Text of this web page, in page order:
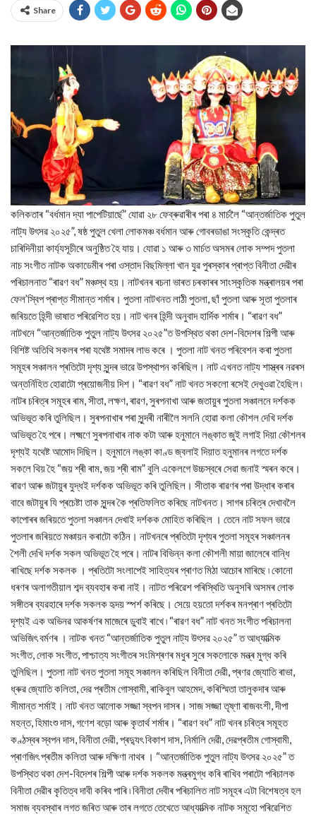
Share
কলিকতাৰ “বর্ধমান দ্যা পাপেটিয়াৰ্ছে” যোৱা ২৮ ফেব্ৰুৱাৰীৰ পৰা ৪ মাৰ্চলৈ “আন্তৰ্জাতিক পুতুল
নাট্য উৎসৱ ২০২৫”, ষষ্ঠ পুতুল খেলা লোকমঞ্চ বর্ধমান আৰু গোবৰডাঙা সংস্কৃতি কেন্দ্ৰত
চাৰিদিনীয়া কাৰ্য্যসূচীৰে অনুষ্ঠিত হৈ যায়। যোৱা ১ আৰু ৩ মাৰ্চত অসমৰ লোক সম্পদ পুতলা
নাচ সংগীত নাটক অকাডেমীৰ পৰা ওস্তাদ বিছমিল্লা খান যুৱ পুৰস্কাৰ প্ৰাপ্ত বিনীতা দেৱীৰ
পৰিচালনাত “ৰাৱণ বধ” মঞ্চস্থ হয়। নাটখনৰ ৰচনা ভাৰত চৰকাৰৰ সাংস্কৃতিক মন্ত্ৰালয়ৰ পৰা
ফেল’স্বিপ প্ৰাপ্ত সীমান্ত শৰ্মাৰ। পুতলা নাটখনত লাঠী পুতলা, ছাঁ পুতলা আৰু সূতা পুতলাৰ
জৰিয়তে হিন্দী ভাষাত পৰিৱেশিত হয়। নাট খনৰ হিন্দী অনুবাদ হাৰ্দিক শৰ্মাৰ। “ৰাৱণ বধ”
নাটখনে “আন্তৰ্জাতিক পুতুল নাট্য উৎসৱ ২০২৫”ত উপস্থিত থকা দেশ-বিদেশৰ শিল্পী আৰু
বিশিষ্ট অতিথি সকলৰ পৰা যথেষ্ট সমাদৰ লাভ কৰে । পুতলা নাট খনত পৰিবেশন কৰা পুতলা
সমূহৰ সঞ্চালন প্ৰতিটো দৃশ্য সুন্দৰ ভাৱে উপস্থাপন কৰিছিল। নাট এখনত নাট্য শাস্ত্ৰৰ নৱৰস
অন্তৰ্নিহিত হোৱাটো প্ৰয়োজনীয় দিশ। “ৰাৱণ বধ” নাট খনত সকলো ৰসেই দেখুওৱা হৈছিল ৷
নাটৰ চৰিত্ৰ সমূহৰ ৰাম, সীতা, লক্ষণ, ৰাৱণ, সুৰপনাখা আৰু জতায়ুৰ পুতলা সঞ্চালনে দৰ্শকক
অভিভূত কৰি তুলিছিল। সুৰপনাখাৰ পৰা সুন্দৰী নাৰীলৈ সলনি হোৱা কলা কৌশল দেখি দৰ্শক
অভিভূত হৈ পৰে। লক্ষ্মণে সুৰপনাখাৰ নাক কটা আৰু হনুমানে লঙ্কাত জুই লগাই দিয়া কৌশলৰ
দৃশ্যই যথেষ্ট আমোদ দিছিল। হনুমানে লঙ্কা কাণ্ড জ্বলাই দিয়াত হনুমানৰ লগতে দৰ্শক
সকলে থিয় হৈ “জয় শ্ৰী ৰাম, জয় শ্ৰী ৰাম” বুলি একেলগে উচ্চস্বৰে সেৱা জনাই স্মৰন কৰে।
ৰাৱণ আৰু জটায়ুৰ যুদ্ধই দৰ্শকক অভিভূত কৰি তুলিছিল। সীতাক ৰাৱণৰ পৰা উদ্ধাৰ কৰাৰ
বাবে জটায়ুৰ যি প্ৰচেষ্টা তাক সুন্দৰ কৈ প্ৰতিফলিত কৰিছে নাটখনত। সাগৰ চৰিত্ৰ দেখাবলৈ
কাপোৰৰ জৰিয়তে পুতলা সঞ্চালন দেখাই দৰ্শকক মোহিত কৰিছিল । তেনে নাট সফল ভাৱে
পুতলাৰ জৰিয়তে মঞ্চায়ন কৰাটো কঠিন। নাটখনৰে প্ৰতিটো দৃশ্যৰ পুতলা সমূহৰ সঞ্চালনৰ
শৈলী দেখি দৰ্শক সকল অভিভূত হৈ পৰে। নাটৰ বিভিন্ন কলা কৌশলী মায়া জালেৰে বান্ধি
ৰাখিছে দৰ্শক সকলক । প্ৰতিটো সংলাপেই সাহিত্যৰ প্ৰাণত মিঠা আচোৰ মাৰিছে ৷ কোনো
ধৰণৰ অলাগতীয়াল শব্দ ব্যবহাৰ কৰা নাই। নাটত পৰিৱেশ পৰিস্থিতি অনুসৰি অসমৰ লোক
সঙ্গীতৰ ব্যৱহাৰে দৰ্শক সকলক হৃদয় স্পৰ্শ কৰিছে। সেয়ে হয়তো দৰ্শকৰ মনপ্ৰাণ প্ৰতিটো
দৃশ্যই এক অভিনৱ আকৰ্ষণৰ মাজেৰে ডুবাই ৰাখে ৷ “ৰাৱণ বধ” নাট খনত সংগীত পৰিচালনা
অভিজিৎ বৰ্মণৰ । নাটক খনত “আন্তৰ্জাতিক পুতুল নাট্য উৎসৱ ২০২৫” ত আধ্যাত্মিক
সংগীত, লোক সংগীত, পাশ্চাত্য সংগীতৰ সংমিশ্ৰণৰ মধুৰ সুৰে সকলোকে মন্ত্ৰ মুগ্ধ কৰি
তুলিছিল। পুতলা নাট খনত পুতলা সমূহ সঞ্চালন কৰিছিল বিনীতা দেৱী, প্ৰণৱ জ্যোতি ৰাভা,
ধ্ৰুৱ জ্যোতি কলিতা, দেৱ প্ৰতীম গোস্বামী, ৰাকিবুল আহমেদ, কৰিস্মিতা তালুকদাৰ আৰু
সীমান্ত শৰ্মাই। নাট খনত আলোক সজ্জা স্বপন দাসৰ। সাজ সজ্জা তৃষ্ণা ৰাজবংশী, দীপা
মহন্ত, হিমাংশু দাস, গণেশ বড়ো আৰু কৃতাৰ্থ শৰ্মাৰ। “ৰাৱণ বধ” নাট খনৰ চৰিত্ৰ সমূহত
কণ্ঠস্বৰ স্বপন দাস, বিনীতা দেৱী, প্ৰদ্যুৎ বিকাশ দাস, নিৰ্মালি দেৱী, দেৱপ্ৰতীম গোস্বামী,
প্ৰাণজিৎ প্ৰতীম কলিতা আৰু দক্ষিণা নাথৰ । “আন্তৰ্জাতিক পুতুল নাট্য উৎসৱ ২০২৫” ত
উপস্থিত থকা দেশ-বিদেশৰ শিল্পী আৰু দৰ্শক সকলক মন্ত্ৰমুগ্ধ কৰি ৰাখিব পৰাটো পৰিচালক
বিনীতা দেৱীৰ কৃতিত্ব দাবী কৰিব পাৰি ৷ বিনীতা দেবীৰ পৰিচালিত নাট সমূহৰ এটা বিশেষত্ব হল
সমাজ ব্যবস্থাৰ লগত জৰিত আৰু তাৰ লগতে তেখেতে আধ্যাত্মিক নাটক সমূহো পৰিৱেশিত